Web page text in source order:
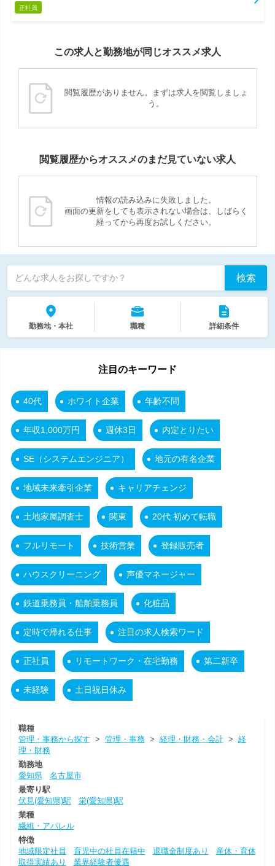
正社員
この求人と勤務地が同じオススメ求人
閲覧履歴がありません。まずは求人を閲覧しましょ
う。
閲覧履歴からオススメのまだ見ていない求人
情報の読み込みに失敗しました。
画面の更新をしても表示されない場合は、しばらく
経ってから再度お試しください。
どんな求人をお探しですか？ 検索
勤務地・本社 職種 詳細条件
注目のキーワード
40代 ホワイト企業 年齢不問
年収1,000万円 週休3日 内定とりたい
SE（システムエンジニア） 地元の有名企業
地域未来牽引企業 キャリアチェンジ
土地家屋調査士 関東 20代 初めて転職
フルリモート 技術営業 登録販売者
ハウスクリーニング 声優マネージャー
鉄道乗務員・船舶乗務員 化粧品
定時で帰れる仕事 注目の求人検索ワード
正社員 リモートワーク・在宅勤務 第二新卒
未経験 土日祝日休み
職種
管理・事務から探す > 管理・事務> 経理・財務・会計> 経
理・財務
勤務地
愛知県
名古屋市
最寄り駅
伏見(愛知県)駅
栄(愛知県)駅
業種
繊維・アパレル
特徴
地域限定社員
育児中の社員在籍中 退職金制度あり
産休・育休
取得実績あり
業界経験者優遇